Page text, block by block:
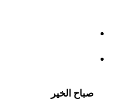
صباح الخير